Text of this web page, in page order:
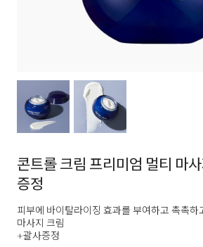
콘트롤 크림 프리미엄 멀티 마
증정
피부에 바이탈라이징 효과를 부여하고 촉촉하
마사지 크림
+괄사증정